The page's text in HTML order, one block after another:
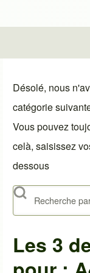
Désolé, nous
catégorie
Vous pouvez
celà, saisissez
dessous
Rechercher
Les 3